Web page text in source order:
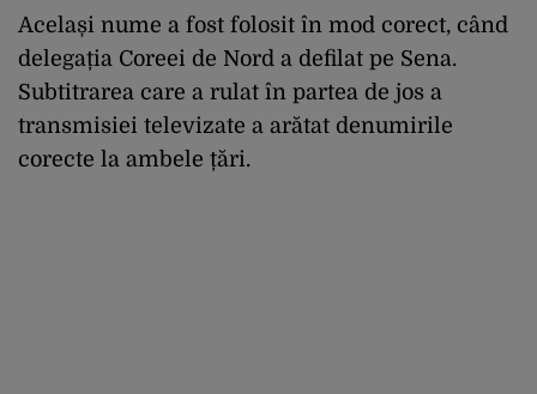
Același nume a fost folosit în mod corect, când
delegația Coreei de Nord a defilat pe Sena.
Subtitrarea care a rulat în partea de jos a
transmisiei televizate a arătat denumirile
corecte la ambele țări.